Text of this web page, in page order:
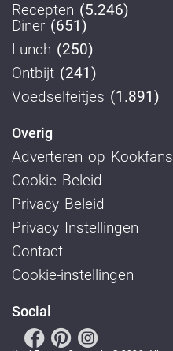
Recepten (5.246)
Diner (651)
Lunch (250)
Ontbijt (241)
Voedselfeitjes (1.891)
Overig
Adverteren op Kookfans
Cookie Beleid
Privacy Beleid
Privacy Instellingen
Contact
Cookie-instellingen
Social